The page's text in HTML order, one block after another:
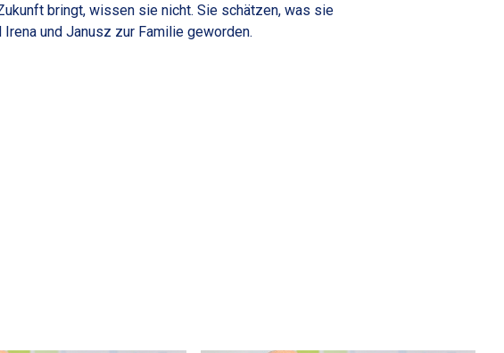
bringt, wissen sie nicht. Sie schätzen, was sie
und Janusz zur Familie geworden.